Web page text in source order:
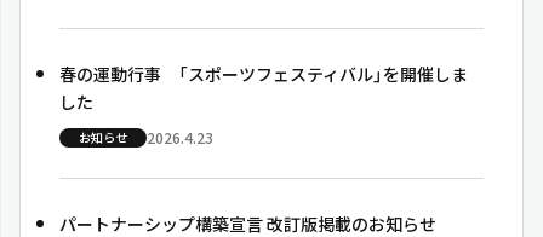
春の運動行事 「スポーツフェスティバル」を開催しま
した
お知らせ 2026.4.23
パートナーシップ構築宣言 改訂版掲載のお知らせ